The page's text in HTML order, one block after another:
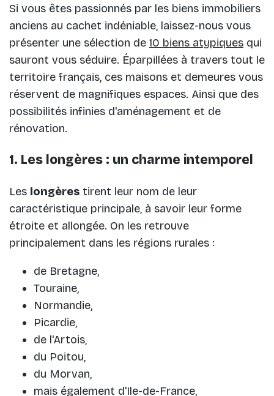
Si vous êtes passionnés par les biens immobiliers
anciens au cachet indéniable, laissez-nous vous
présenter une sélection de 10 biens atypiques qui
sauront vous séduire. Éparpillées à travers tout le
territoire français, ces maisons et demeures vous
réservent de magnifiques espaces. Ainsi que des
possibilités infinies d'aménagement et de
rénovation.
1. Les longères : un charme intemporel
Les longères tirent leur nom de leur
caractéristique principale, à savoir leur forme
étroite et allongée. On les retrouve
principalement dans les régions rurales :
de Bretagne,
Touraine,
Normandie,
Picardie,
de l'Artois,
du Poitou,
du Morvan,
mais également d'Ile-de-France,